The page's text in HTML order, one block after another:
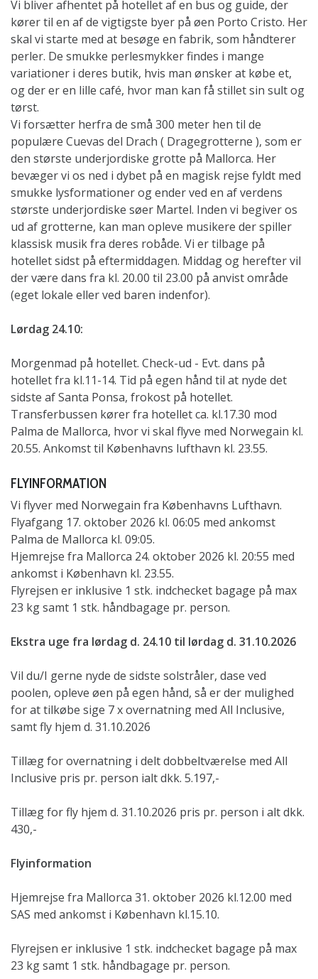
Vi bliver afhentet på hotellet af en bus og guide, der
kører til en af de vigtigste byer på øen Porto Cristo. Her
skal vi starte med at besøge en fabrik, som håndterer
perler. De smukke perlesmykker findes i mange
variationer i deres butik, hvis man ønsker at købe et,
og der er en lille café, hvor man kan få stillet sin sult og
tørst.
Vi forsætter herfra de små 300 meter hen til de
populære Cuevas del Drach ( Dragegrotterne ), som er
den største underjordiske grotte på Mallorca. Her
bevæger vi os ned i dybet på en magisk rejse fyldt med
smukke lysformationer og ender ved en af verdens
største underjordiske søer Martel. Inden vi begiver os
ud af grotterne, kan man opleve musikere der spiller
klassisk musik fra deres robåde. Vi er tilbage på
hotellet sidst på eftermiddagen. Middag og herefter vil
der være dans fra kl. 20.00 til 23.00 på anvist område
(eget lokale eller ved baren indenfor).
Lørdag 24.10:
Morgenmad på hotellet. Check-ud - Evt. dans på
hotellet fra kl.11-14. Tid på egen hånd til at nyde det
sidste af Santa Ponsa, frokost på hotellet.
Transferbussen kører fra hotellet ca. kl.17.30 mod
Palma de Mallorca, hvor vi skal flyve med Norwegain kl.
20.55. Ankomst til Københavns lufthavn kl. 23.55.
FLYINFORMATION
Vi flyver med Norwegain fra Københavns Lufthavn.
Flyafgang 17. oktober 2026 kl. 06:05 med ankomst
Palma de Mallorca kl. 09:05.
Hjemrejse fra Mallorca 24. oktober 2026 kl. 20:55 med
ankomst i København kl. 23.55.
Flyrejsen er inklusive 1 stk. indchecket bagage på max
23 kg samt 1 stk. håndbagage pr. person.
Ekstra uge fra lørdag d. 24.10 til lørdag d. 31.10.2026
Vil du/I gerne nyde de sidste solstråler, dase ved
poolen, opleve øen på egen hånd, så er der mulighed
for at tilkøbe sige 7 x overnatning med All Inclusive,
samt fly hjem d. 31.10.2026
Tillæg for overnatning i delt dobbeltværelse med All
Inclusive pris pr. person ialt dkk. 5.197,-
Tillæg for fly hjem d. 31.10.2026 pris pr. person i alt dkk.
430,-
Flyinformation
Hjemrejse fra Mallorca 31. oktober 2026 kl.12.00 med
SAS med ankomst i København kl.15.10.
Flyrejsen er inklusive 1 stk. indchecket bagage på max
23 kg samt 1 stk. håndbagage pr. person.